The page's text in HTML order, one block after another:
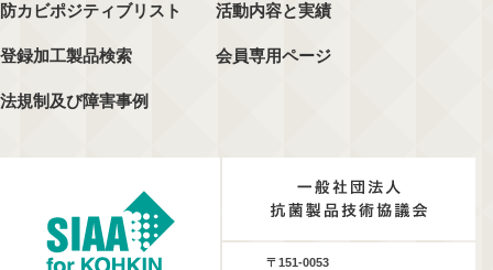
防カビポジティブリスト
登録加工製品検索
法規制及び障害事例
活動内容と実績
会員専用ページ
〒151-0053